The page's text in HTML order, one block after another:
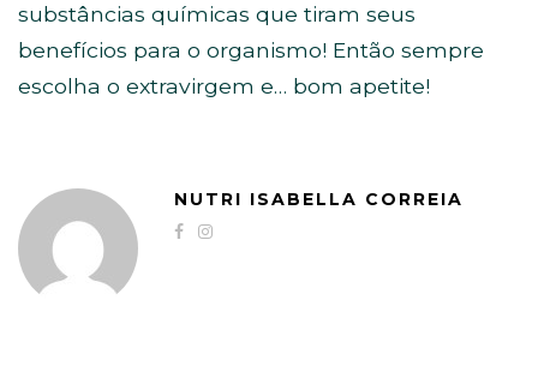
substâncias químicas que tiram seus
benefícios para o organismo! Então sempre
escolha o extravirgem e… bom apetite!
NUTRI ISABELLA CORREIA